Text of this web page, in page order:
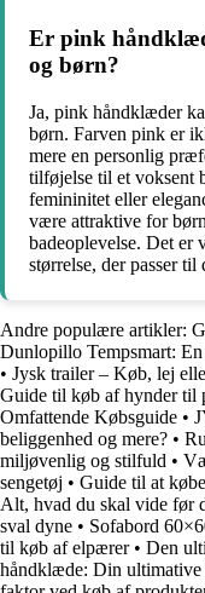
Er pink
og børn?
Ja, pink håndklæder
børn. Farven pink er
mere en personlig
tilføjelse til et voksent
femininitet eller
være attraktive for
badeoplevelse. Det er
størrelse, der passer
Andre populære artikler:
Dunlopillo Tempsmart:
• Jysk trailer – Køb, lej
Guide til køb af hynder til
Omfattende Købsguide •
beliggenhed og mere? •
miljøvenlig og stilfuld •
sengetøj • Guide til at
Alt, hvad du skal vide før
sval dyne • Sofabord
til køb af elpærer• Den
håndklæde: Din ultimative